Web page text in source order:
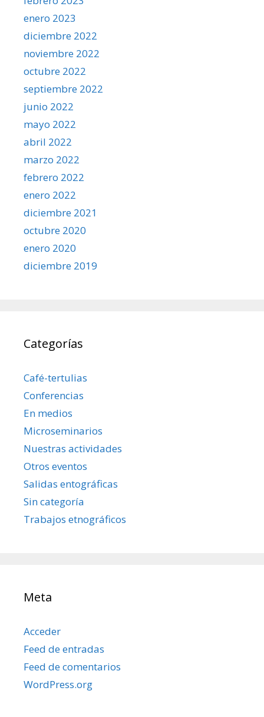
enero 2023
diciembre 2022
noviembre 2022
octubre 2022
septiembre 2022
junio 2022
mayo 2022
abril 2022
marzo 2022
febrero 2022
enero 2022
diciembre 2021
octubre 2020
enero 2020
diciembre 2019
Categorías
Café-tertulias
Conferencias
En medios
Microseminarios
Nuestras actividades
Otros eventos
Salidas entográficas
Sin categoría
Trabajos etnográficos
Meta
Acceder
Feed de entradas
Feed de comentarios
WordPress.org